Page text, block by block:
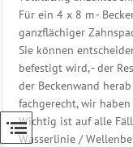
Für ein 4 x 8 m -
ganzflächiger
Sie können
befestigt wird, - der
der Beckenwand
fachgerecht, wir
Wichtig ist auf alle
Wasserlinie /